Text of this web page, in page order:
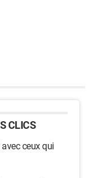
CLICS
ceux qui